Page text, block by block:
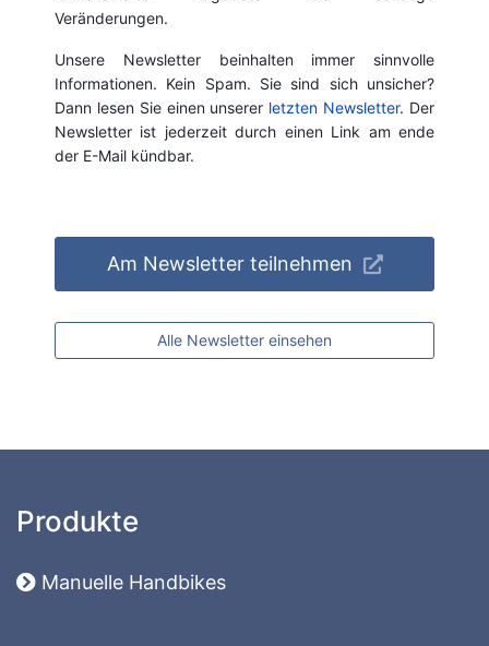
Veränderungen.
Unsere Newsletter beinhalten immer sinnvolle
Informationen. Kein Spam. Sie sind sich unsicher?
Dann lesen Sie einen unserer letzten Newsletter. Der
Newsletter ist jederzeit durch einen Link am ende
der E-Mail kündbar.
Am Newsletter teilnehmen
Alle Newsletter einsehen
Produkte
Manuelle Handbikes